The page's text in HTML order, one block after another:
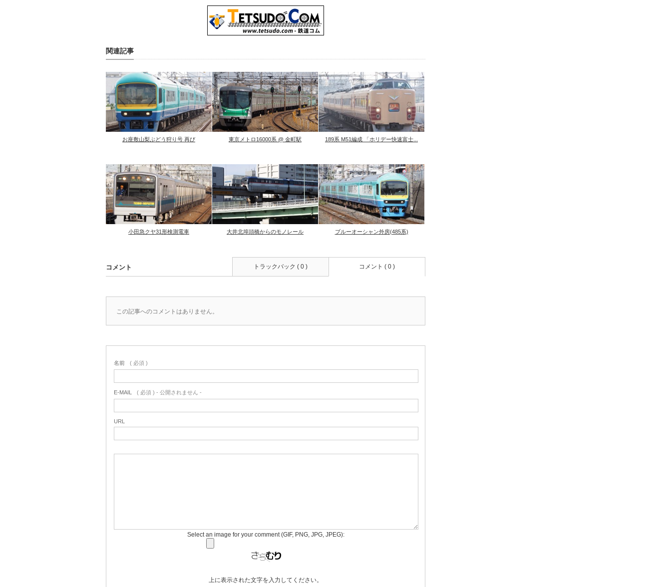
関連記事
お座敷山梨ぶどう狩り号 再び 東京メトロ16000系 @ 金町駅 189系 M51編成 「ホリデー快速富士...
小田急クヤ31形検測電車 大井北埠頭橋からのモノレール ブルーオーシャン外房(485系)
コメント コメント ( 0 )
トラックバック ( 0 )
この記事へのコメントはありません。
名前 ( 必須 )
E-MAIL ( 必須 ) - 公開されません -
URL
Select an image for your comment (GIF, PNG, JPG, JPEG):
上に表示された文字を入力してください。